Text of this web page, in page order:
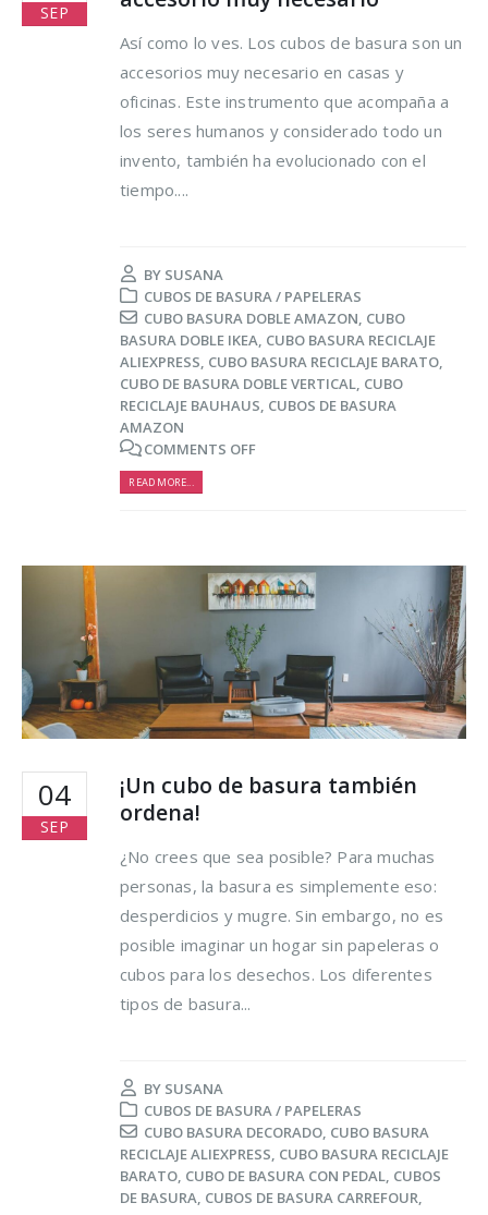
SEP
Así como lo ves. Los cubos de basura son un
accesorios muy necesario en casas y
oficinas. Este instrumento que acompaña a
los seres humanos y considerado todo un
invento, también ha evolucionado con el
tiempo....
BY SUSANA
CUBOS DE BASURA / PAPELERAS
CUBO BASURA DOBLE AMAZON, CUBO
BASURA DOBLE IKEA, CUBO BASURA RECICLAJE
ALIEXPRESS, CUBO BASURA RECICLAJE BARATO,
CUBO DE BASURA DOBLE VERTICAL, CUBO
RECICLAJE BAUHAUS, CUBOS DE BASURA
AMAZON
COMMENTS OFF
READ MORE...
04
SEP
¡Un cubo de basura también
ordena!
¿No crees que sea posible? Para muchas
personas, la basura es simplemente eso:
desperdicios y mugre. Sin embargo, no es
posible imaginar un hogar sin papeleras o
cubos para los desechos. Los diferentes
tipos de basura...
BY SUSANA
CUBOS DE BASURA / PAPELERAS
CUBO BASURA DECORADO, CUBO BASURA
RECICLAJE ALIEXPRESS, CUBO BASURA RECICLAJE
BARATO, CUBO DE BASURA CON PEDAL, CUBOS
DE BASURA, CUBOS DE BASURA CARREFOUR,